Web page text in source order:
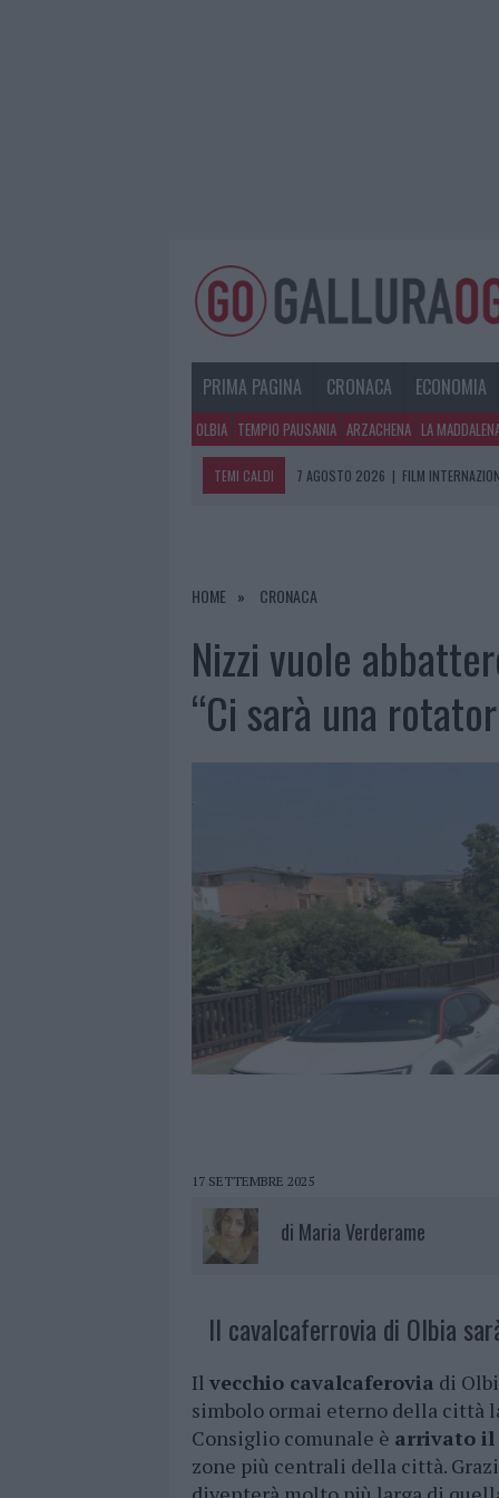
PRIMA PAGINA CRONACA ECONOMIA
OLBIA TEMPIO PAUSANIA ARZACHENA LA
TEMI CALDI 7 AGOSTO 2026 | FILM
7 AGOSTO 2026
|
HOME CRONACA
Nizzi vuole
“Ci sarà una
17 SETTEMBRE 2025
di Maria Verderame
Il cavalcaferrovia di Olbia
Il vecchio cavalcaferovia di
simbolo ormai eterno della città
Consiglio comunale è arrivato
zone più centrali della città.